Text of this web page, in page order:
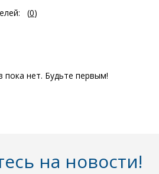
(0)
нет. Будьте первым!
на новости!